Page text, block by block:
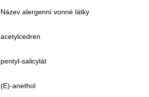
Název alergenní vonné látky
acetylcedren
pentyl-salicylát
(E)-anethol